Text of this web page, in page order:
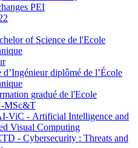
PEI
of Science de l'Ecole
diplômé de l’École
gradué de l'Ecole
-MSc&T
ViC - Artificial Intelligence and
Visual Computing
- Cybersecurity : Threats and